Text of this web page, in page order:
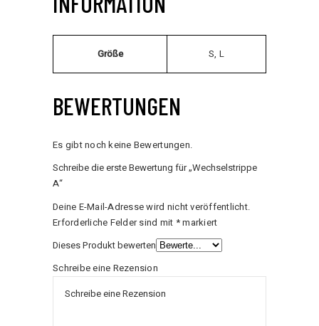
Größe S, L
BEWERTUNGEN
Es gibt noch keine Bewertungen.
Schreibe die erste Bewertung für „Wechselstrippe
A“
Deine E-Mail-Adresse wird nicht veröffentlicht.
Erforderliche Felder sind mit *markiert
Dieses Produkt bewerten
Schreibe eine Rezension